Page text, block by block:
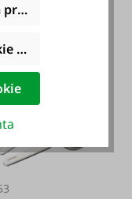
funzionali